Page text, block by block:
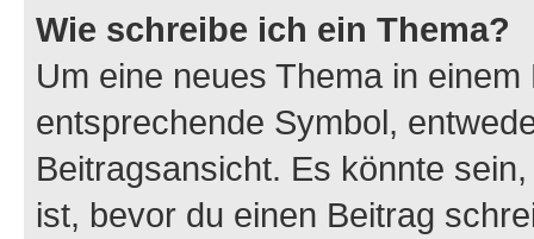
Wie schreibe ich ein Thema?
Um eine neues Thema in
entsprechende Symbol,
Beitragsansicht. Es könnte
ist, bevor du einen Beitrag